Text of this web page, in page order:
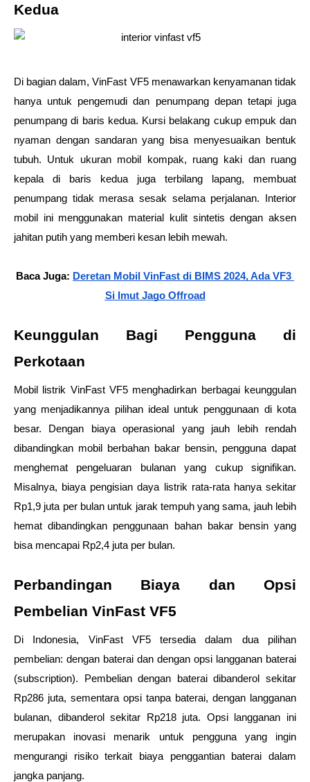
Kedua
Di bagian dalam, VinFast VF5 menawarkan kenyamanan tidak
hanya untuk pengemudi dan penumpang depan tetapi juga
penumpang di baris kedua. Kursi belakang cukup empuk dan
nyaman dengan sandaran yang bisa menyesuaikan bentuk
tubuh. Untuk ukuran mobil kompak, ruang kaki dan ruang
kepala di baris kedua juga terbilang lapang, membuat
penumpang tidak merasa sesak selama perjalanan. Interior
mobil ini menggunakan material kulit sintetis dengan aksen
jahitan putih yang memberi kesan lebih mewah.
Baca Juga: Deretan Mobil VinFast di BIMS 2024, Ada VF3
Si Imut Jago Offroad
Keunggulan Bagi Pengguna di
Perkotaan
Mobil listrik VinFast VF5 menghadirkan berbagai keunggulan
yang menjadikannya pilihan ideal untuk penggunaan di kota
besar. Dengan biaya operasional yang jauh lebih rendah
dibandingkan mobil berbahan bakar bensin, pengguna dapat
menghemat pengeluaran bulanan yang cukup signifikan.
Misalnya, biaya pengisian daya listrik rata-rata hanya sekitar
Rp1,9 juta per bulan untuk jarak tempuh yang sama, jauh lebih
hemat dibandingkan penggunaan bahan bakar bensin yang
bisa mencapai Rp2,4 juta per bulan.
Perbandingan Biaya dan Opsi
Pembelian VinFast VF5
Di Indonesia, VinFast VF5 tersedia dalam dua pilihan
pembelian: dengan baterai dan dengan opsi langganan baterai
(subscription). Pembelian dengan baterai dibanderol sekitar
Rp286 juta, sementara opsi tanpa baterai, dengan langganan
bulanan, dibanderol sekitar Rp218 juta. Opsi langganan ini
merupakan inovasi menarik untuk pengguna yang ingin
mengurangi risiko terkait biaya penggantian baterai dalam
jangka panjang.